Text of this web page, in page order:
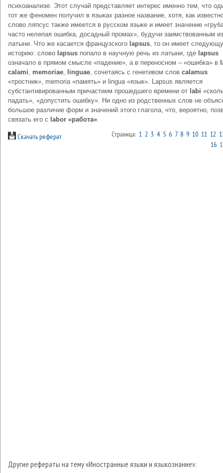
психоанализе. Этот случай представляет интерес именно тем, что
тот же феномен получил в языках разное название, хотя, как
слово ляпсус также имеется в русском языке и имеет значение
часто нелепая ошибка, досадный промах», будучи заимствованным из
латыни. Что же касается французского lapsus, то он имеет
историю: слово lapsus попало в научную речь из латыни, где lapsus
означало в прямом смысле «падение», а в переносном – «ошибка» в
calami, memoriae, linguae, сочетаясь с генетивом слов calamus
«тростник», memoria «память» и lingua «язык». Lapsus является
субстантивированным причастием прошедшего времени от labi
падать», «допустить ошибку». Ни одно из родственных слов не
большое различие форм и значений этого глагола, что, вероятно,
связать его с labor «работа».
Скачать реферат Страница: 1 2 3 4 5 6 7 8 9 10 11 12
16
Другие рефераты на тему «Иностранные языки и языкознание»: